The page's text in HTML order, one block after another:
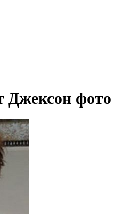
Джексон фото